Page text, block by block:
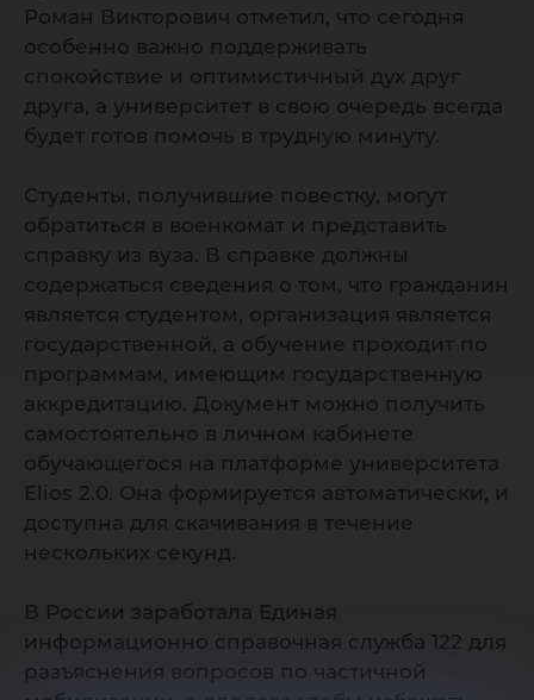
Роман Викторович отметил, что сегодня
особенно важно поддерживать
спокойствие и оптимистичный дух друг
друга, а университет в свою очередь всегда
будет готов помочь в трудную минуту.
Студенты, получившие повестку, могут
обратиться в военкомат и представить
справку из вуза. В справке должны
содержаться сведения о том, что гражданин
является студентом, организация является
государственной, а обучение проходит по
программам, имеющим государственную
аккредитацию. Документ можно получить
самостоятельно в личном кабинете
обучающегося на платформе университета
Elios 2.0. Она формируется автоматически, и
доступна для скачивания в течение
нескольких секунд.
В России заработала Единая
информационно справочная служба 122 для
разъяснения вопросов по частичной